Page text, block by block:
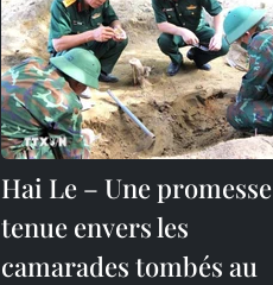
Hai Le – Une promesse
tenue envers les
camarades tombés au